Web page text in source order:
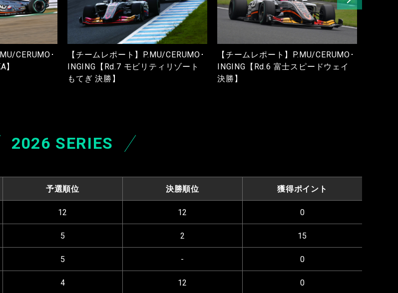
CERUMO･
】
【チームレポート】P.MU/CERUMO･
INGING【Rd.7 モビリティリゾート
もてぎ 決勝】
【チームレポート】P.MU/CERUMO･
INGING【Rd.6 富士スピードウェイ
決勝】
2026 SERIES
予選順位 決勝順位 獲得ポイント
12 12 0
5 2 15
5 - 0
4 12 0